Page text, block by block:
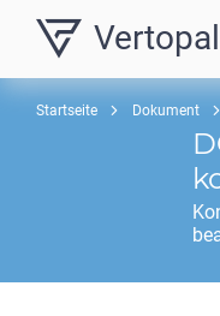
Vertopal
Startseite Dokument